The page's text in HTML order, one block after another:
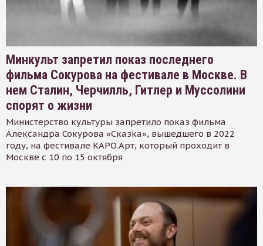
Минкульт запретил показ последнего
фильма Сокурова на фестивале в Москве. В
нем Сталин, Черчилль, Гитлер и Муссолини
спорят о жизни
Министерство культуры запретило показ фильма
Александра Сокурова «Сказка», вышедшего в 2022
году, на фестивале КАРО.Арт, который проходит в
Москве с 10 по 15 октября